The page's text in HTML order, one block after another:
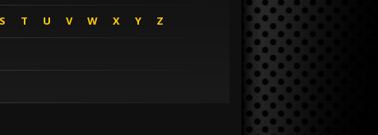
S T U V W X Y Z